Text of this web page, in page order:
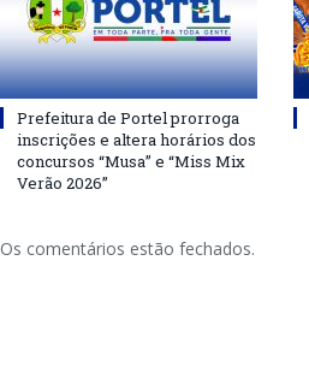
Prefeitura de Portel prorroga
inscrições e altera horários dos
concursos “Musa” e “Miss Mix
Verão 2026”
Os comentários estão fechados.